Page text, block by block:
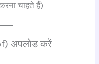
चाहते हैं)
अपलोड करें